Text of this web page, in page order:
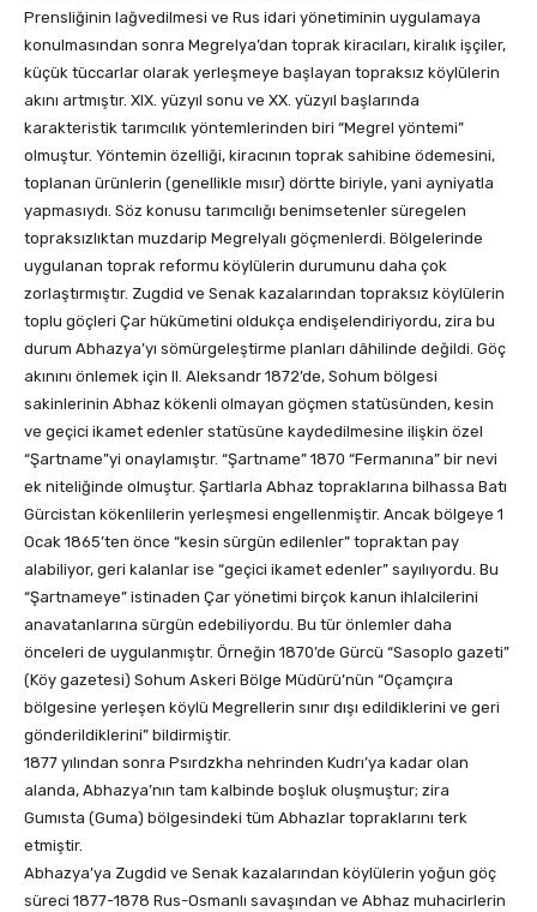
Prensliğinin lağvedilmesi ve Rus idari yönetiminin uygulamaya
konulmasından sonra Megrelya’dan toprak kiracıları, kiralık işçiler,
küçük tüccarlar olarak yerleşmeye başlayan topraksız köylülerin
akını artmıştır. XIX. yüzyıl sonu ve XX. yüzyıl başlarında
karakteristik tarımcılık yöntemlerinden biri “Megrel yöntemi”
olmuştur. Yöntemin özelliği, kiracının toprak sahibine ödemesini,
toplanan ürünlerin (genellikle mısır) dörtte biriyle, yani ayniyatla
yapmasıydı. Söz konusu tarımcılığı benimsetenler süregelen
topraksızlıktan muzdarip Megrelyalı göçmenlerdi. Bölgelerinde
uygulanan toprak reformu köylülerin durumunu daha çok
zorlaştırmıştır. Zugdid ve Senak kazalarından topraksız köylülerin
toplu göçleri Çar hükümetini oldukça endişelendiriyordu, zira bu
durum Abhazya’yı sömürgeleştirme planları dâhilinde değildi. Göç
akınını önlemek için II. Aleksandr 1872’de, Sohum bölgesi
sakinlerinin Abhaz kökenli olmayan göçmen statüsünden, kesin
ve geçici ikamet edenler statüsüne kaydedilmesine ilişkin özel
“Şartname”yi onaylamıştır. “Şartname” 1870 “Fermanına” bir nevi
ek niteliğinde olmuştur. Şartlarla Abhaz topraklarına bilhassa Batı
Gürcistan kökenlilerin yerleşmesi engellenmiştir. Ancak bölgeye 1
Ocak 1865’ten önce “kesin sürgün edilenler” topraktan pay
alabiliyor, geri kalanlar ise “geçici ikamet edenler” sayılıyordu. Bu
“Şartnameye” istinaden Çar yönetimi birçok kanun ihlalcilerini
anavatanlarına sürgün edebiliyordu. Bu tür önlemler daha
önceleri de uygulanmıştır. Örneğin 1870’de Gürcü “Sasoplo gazeti”
(Köy gazetesi) Sohum Askeri Bölge Müdürü’nün “Oçamçıra
bölgesine yerleşen köylü Megrellerin sınır dışı edildiklerini ve geri
gönderildiklerini” bildirmiştir.
1877 yılından sonra Psırdzkha nehrinden Kudrı’ya kadar olan
alanda, Abhazya’nın tam kalbinde boşluk oluşmuştur; zira
Gumısta (Guma) bölgesindeki tüm Abhazlar topraklarını terk
etmiştir.
Abhazya’ya Zugdid ve Senak kazalarından köylülerin yoğun göç
süreci 1877-1878 Rus-Osmanlı savaşından ve Abhaz muhacirlerin